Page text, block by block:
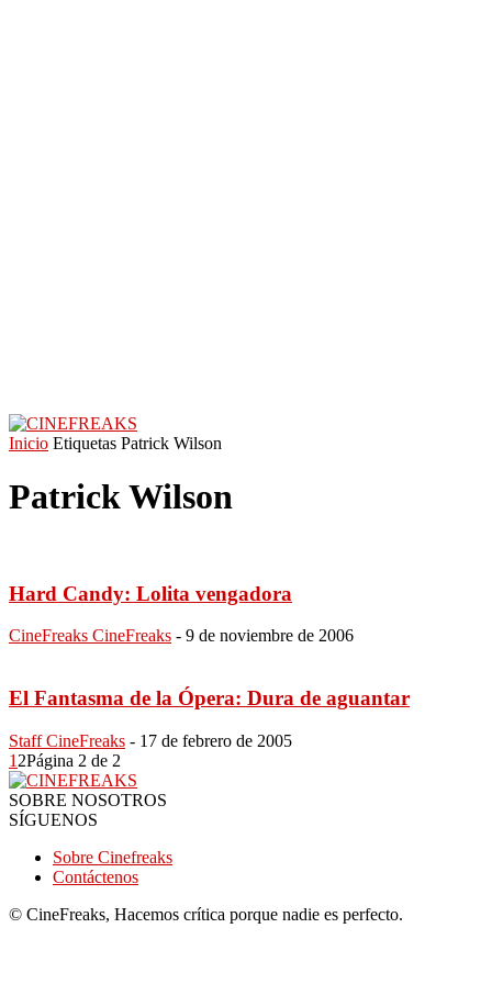
Inicio Etiquetas Patrick Wilson
Patrick Wilson
Hard Candy: Lolita vengadora
CineFreaks CineFreaks - 9 de noviembre de 2006
El Fantasma de la Ópera: Dura de aguantar
Staff CineFreaks - 17 de febrero de 2005
1 2Página 2 de 2
SOBRE NOSOTROS
SÍGUENOS
Sobre Cinefreaks
Contáctenos
© CineFreaks, Hacemos crítica porque nadie es perfecto.